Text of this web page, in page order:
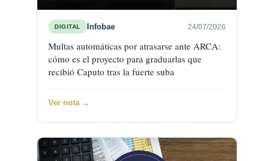
DIGITAL Infobae 24/07/2026
Multas automáticas por atrasarse ante ARCA:
cómo es el proyecto para graduarlas que
recibió Caputo tras la fuerte suba
Ver nota →